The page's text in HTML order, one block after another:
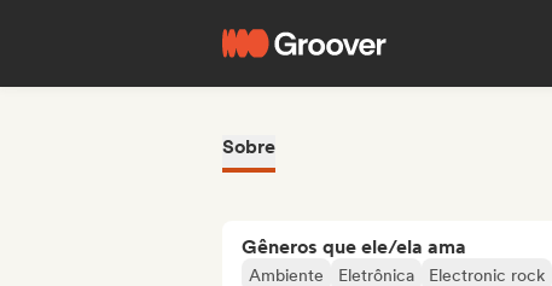
Sobre
Gêneros que ele/ela ama
Ambiente Eletrônica Electronic rock